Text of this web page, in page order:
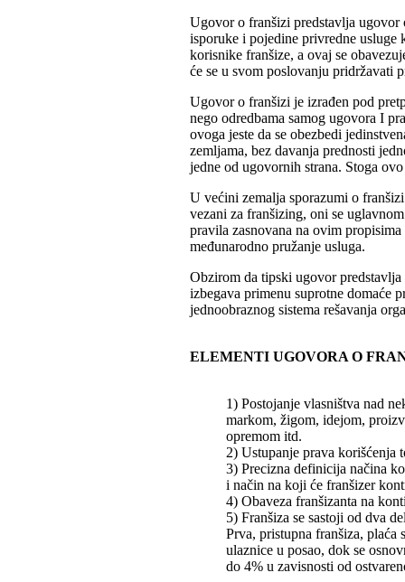
Ugovor o franšizi predstavlja ugovor
isporuke i pojedine privredne usluge
korisnike franšize, a ovaj se
će se u svom poslovanju pridržavati
Ugovor o franšizi je izrađen pod
nego odredbama samog ugovora I
ovoga jeste da se obezbedi
zemljama, bez davanja prednosti
jedne od ugovornih strana. Stoga
U većini zemalja sporazumi o
vezani za franšizing, oni se
pravila zasnovana na ovim
međunarodno pružanje usluga.
Obzirom da tipski ugovor
izbegava primenu suprotne domaće
jednoobraznog sistema rešavanja
ELEMENTI UGOVORA O
1) Postojanje vlasništva nad
markom, žigom, idejom,
opremom itd.
2) Ustupanje prava korišćenja
3) Precizna definicija načina
i način na koji će franšizer
4) Obaveza franšizanta na
5) Franšiza se sastoji od dva
Prva, pristupna franšiza,
ulaznice u posao, dok se
do 4% u zavisnosti od